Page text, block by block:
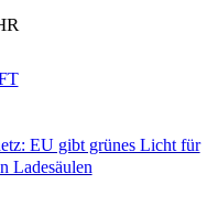
EU gibt grünes Licht für
Ladesäulen